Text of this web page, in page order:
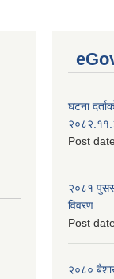
घटना
Post
२०८१
विवरण
Post
२०८०